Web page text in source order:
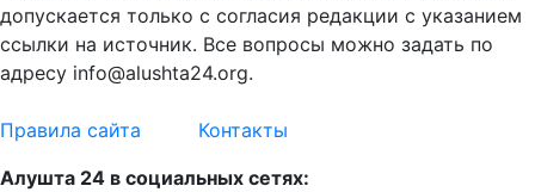
допускается только с согласия редакции с указанием
ссылки на источник. Все вопросы можно задать по
адресу info@alushta24.org.
Правила сайта
Контакты
Алушта 24 в социальных сетях: